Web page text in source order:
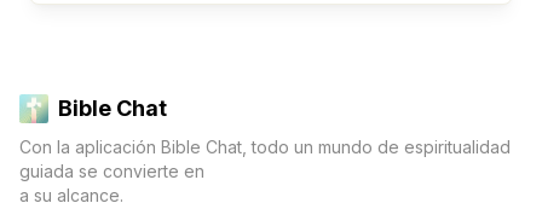
Bible Chat
Con la aplicación Bible Chat, todo un mundo de espiritualidad
guiada se convierte en
a su alcance.